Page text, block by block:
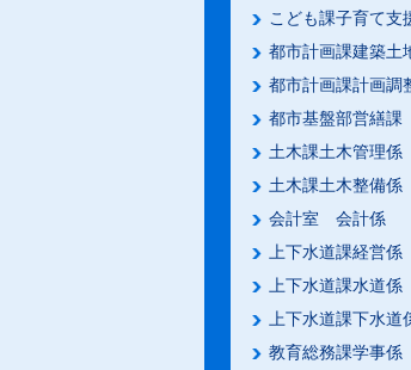
こども課子育て支
都市計画課建築土
都市計画課計画調
都市基盤部営繕課
土木課土木管理係
土木課土木整備係
会計室 会計係
上下水道課経営係
上下水道課水道係
上下水道課下水道
教育総務課学事係